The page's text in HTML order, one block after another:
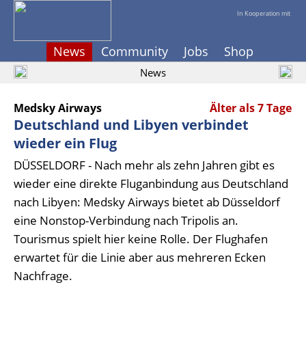
In Kooperation mit
News Community Jobs Shop
News
Medsky Airways Älter als 7 Tage
Deutschland und Libyen verbindet
wieder ein Flug
DÜSSELDORF - Nach mehr als zehn Jahren gibt es
wieder eine direkte Fluganbindung aus Deutschland
nach Libyen: Medsky Airways bietet ab Düsseldorf
eine Nonstop-Verbindung nach Tripolis an.
Tourismus spielt hier keine Rolle. Der Flughafen
erwartet für die Linie aber aus mehreren Ecken
Nachfrage.